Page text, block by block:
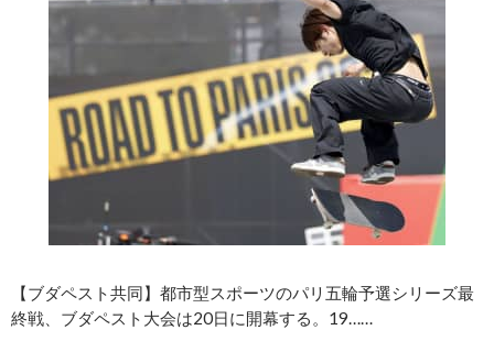
【ブダペスト共同】都市型スポーツのパリ五輪予選シリーズ最
終戦、ブダペスト大会は20日に開幕する。19……